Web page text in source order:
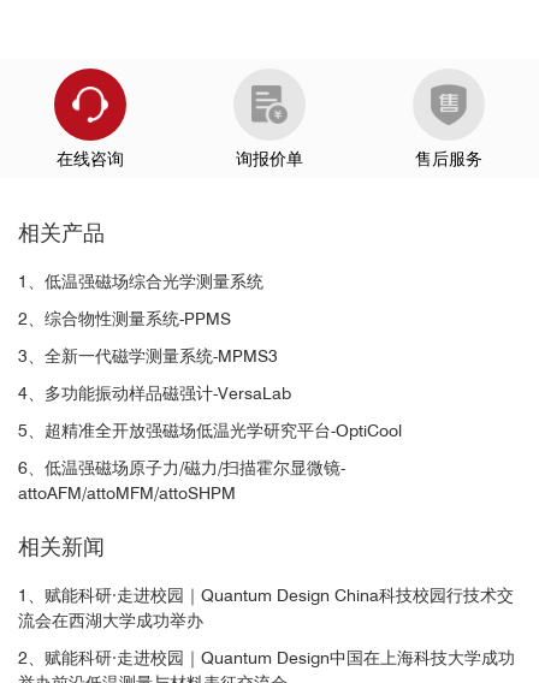
在线咨询 询报价单 售后服务
相关产品
1、低温强磁场综合光学测量系统
2、综合物性测量系统-PPMS
3、全新一代磁学测量系统-MPMS3
4、多功能振动样品磁强计-VersaLab
5、超精准全开放强磁场低温光学研究平台-OptiCool
6、低温强磁场原子力/磁力/扫描霍尔显微镜-
attoAFM/attoMFM/attoSHPM
相关新闻
1、赋能科研·走进校园｜Quantum Design China科技校园行技术交
流会在西湖大学成功举办
2、赋能科研·走进校园｜Quantum Design中国在上海科技大学成功